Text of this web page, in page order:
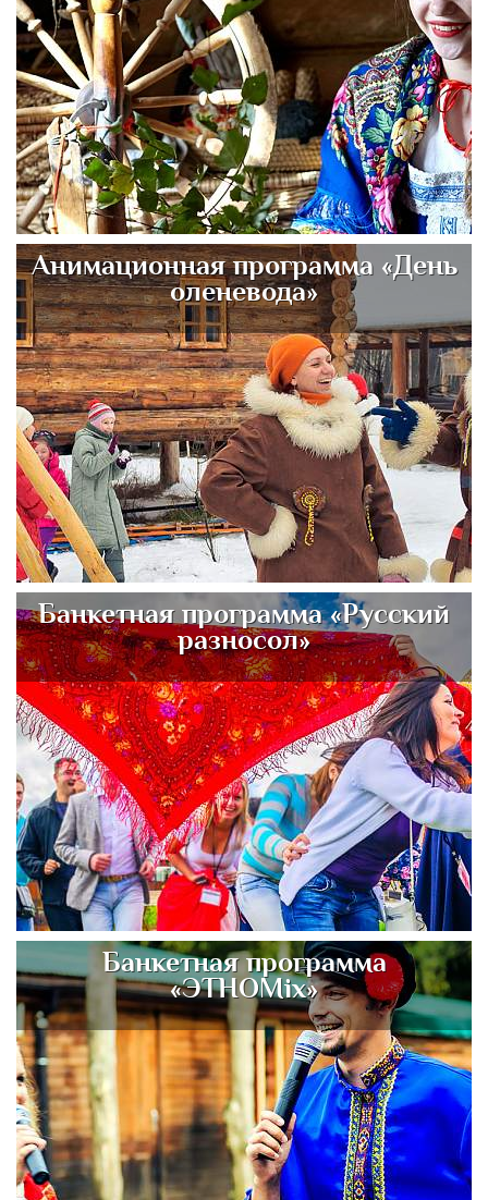
Анимационная программа «День
оленевода»
Банкетная программа «Русский
разносол»
Банкетная программа
«ЭТНОMix»